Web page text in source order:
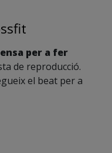
per a fer
de reproducció.
el beat per a